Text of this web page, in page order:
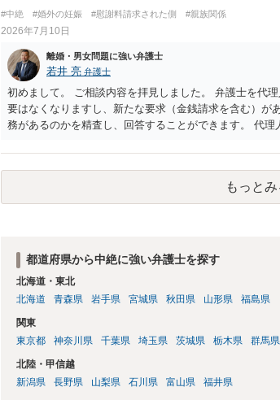
#中絶 #婚外の妊娠 #慰謝料請求された側 #親族関係
2026年7月10日
離婚・男女問題に強い弁護士
若井 亮 弁護士
初めまして。 ご相談内容を拝見しました。 弁護士を代
要はなくなりますし、新たな要求（金銭請求を含む）が
務があるのかを精査し、回答することができます。 代
特に重要な点としては、合意事項以外には貸し借りが無
り込んでおくことです。 お金を払うにしても、紛争が
もっとみ
都道府県から中絶に強い弁護士を探す
北海道・東北
北海道
青森県 岩手県 宮城県 秋田県 山形県 福島県
関東
東京都
神奈川県 千葉県 埼玉県 茨城県 栃木県 群馬県
北陸・甲信越
新潟県
長野県 山梨県 石川県 富山県 福井県